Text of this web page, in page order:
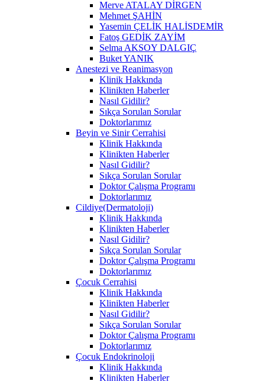
Merve ATALAY DİRGEN
Mehmet ŞAHİN
Yasemin ÇELİK HALİSDEMİR
Fatoş GEDİK ZAYİM
Selma AKSOY DALGIÇ
Buket YANIK
Anestezi ve Reanimasyon
Klinik Hakkında
Klinikten Haberler
Nasıl Gidilir?
Sıkça Sorulan Sorular
Doktorlarımız
Beyin ve Sinir Cerrahisi
Klinik Hakkında
Klinikten Haberler
Nasıl Gidilir?
Sıkça Sorulan Sorular
Doktor Çalışma Programı
Doktorlarımız
Cildiye(Dermatoloji)
Klinik Hakkında
Klinikten Haberler
Nasıl Gidilir?
Sıkça Sorulan Sorular
Doktor Çalışma Programı
Doktorlarımız
Çocuk Cerrahisi
Klinik Hakkında
Klinikten Haberler
Nasıl Gidilir?
Sıkça Sorulan Sorular
Doktor Çalışma Programı
Doktorlarımız
Çocuk Endokrinoloji
Klinik Hakkında
Klinikten Haberler